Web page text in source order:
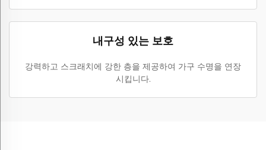
내구성 있는 보호
강력하고 스크래치에 강한 층을 제공하여 가구 수명을 연장
시킵니다.